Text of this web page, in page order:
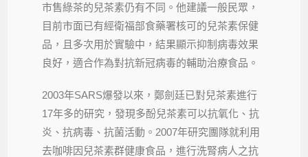
市售綠茶的兒茶素仍有不同。他建議一般民眾，
目前市面已有經衛福部食藥署核可的兒茶素保健
品，且多次用於實驗中，結果顯示抑制病毒效果
良好，適合作為對抗新冠病毒的輔助治療食品。
2003年SARS爆發以來，鄭劍廷已對兒茶素進行
17年多的研究，發現多酚兒茶素可以抗氧化、抗
炎、抗病毒、抗菌活動。2007年研究團隊就利用
去咖啡因兒茶素群健康食品，進行洗腎病人之抗